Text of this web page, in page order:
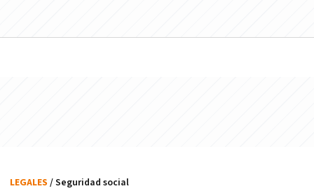
LEGALES / Seguridad social